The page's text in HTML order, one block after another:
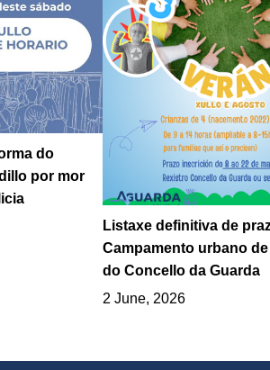
do
por mor
Listaxe definitiva de
Campamento urbano
do Concello da Guarda
2 June, 2026